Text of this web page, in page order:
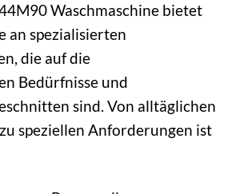
Waschmaschine bietet
an spezialisierten
die auf die
Bedürfnisse und
sind. Von alltäglichen
speziellen Anforderungen ist